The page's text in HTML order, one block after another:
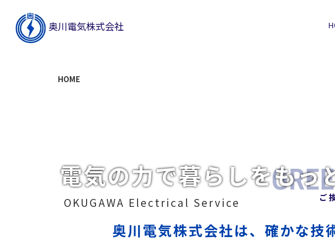
奥川電気株式会社
電気の力で暮らしをもっ
OKUGAWA Electrical Service
HOME
ご
奥川電気株式会社は、確かな技